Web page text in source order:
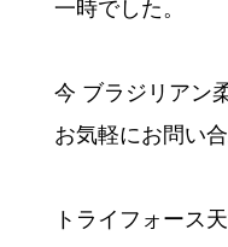
一時でした。
今 ブラジリアン
お気軽にお問い
トライフォース